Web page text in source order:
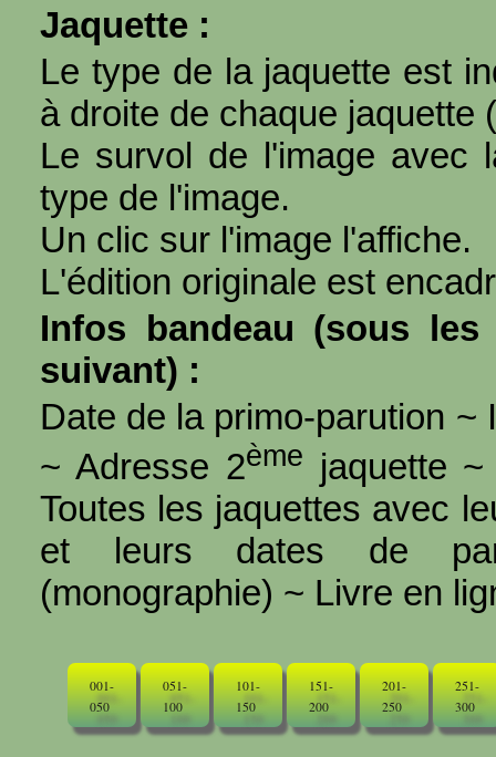
Jaquette :
Le type de la jaquette est
à droite de chaque jaquette (
Le survol de l'image avec
type de l'image.
Un clic sur l'image l'affiche.
L'édition originale est
Infos bandeau (sous
suivant) :
Date de la primo-parution ~
~ Adresse 2ème jaquette
Toutes les jaquettes avec
et leurs dates de
(monographie) ~ Livre en
001-
050
051-
100
101-
150
151-
200
201-
250
251-
300